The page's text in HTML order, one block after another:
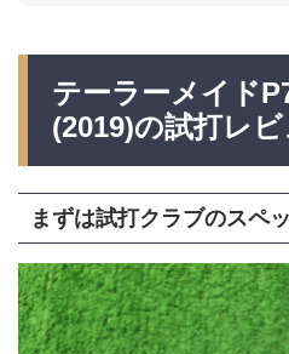
テーラーメイド
(2019)の試打レ
まずは試打クラブのスペ